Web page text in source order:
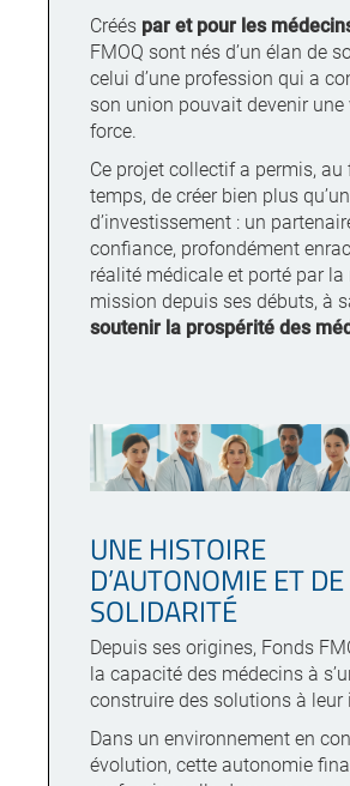
Créés par et pour les
FMOQ sont nés d’un élan de
celui d’une profession qui a
son union pouvait devenir une
force.
Ce projet collectif a permis, au
temps, de créer bien plus
d’investissement : un
confiance, profondément
réalité médicale et porté par la
mission depuis ses débuts, à
soutenir la prospérité des
UNE HISTOIRE
D’AUTONOMIE ET DE
SOLIDARITÉ
Depuis ses origines, Fonds
la capacité des médecins à
construire des solutions à leur
Dans un environnement en
évolution, cette autonomie